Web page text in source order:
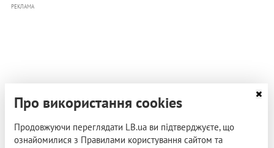
РЕКЛАМА
Про використання cookies
Продовжуючи переглядати LB.ua ви підтверджуєте, що
ознайомилися з Правилами користування сайтом та